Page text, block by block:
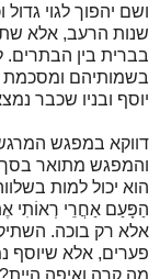
ושם יהפוך לגוי
שנות הרעב, אלא
בברית בין
בשמותיהם
יוסף ובניו שכבר
דווקא במפגש
והמפגש מתואר בסך
הוא יכול למות
הַפָּעַם אַחֲרֵי רְאוֹתִי
אלא רק בוכה.
פערים, אלא שיוסף
מה קרה ואיפה